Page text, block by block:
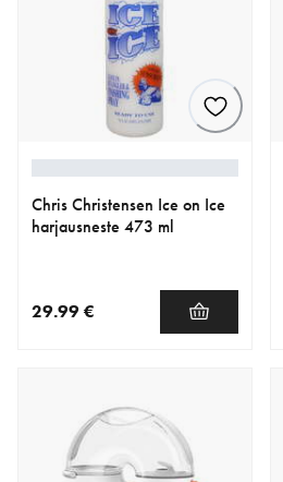
Chris Christensen Ice on Ice
harjausneste 473 ml
29.99 €